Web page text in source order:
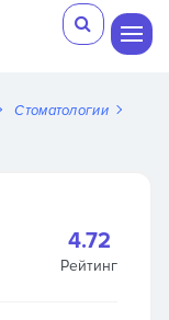
Стоматологии
4.72
Рейтинг